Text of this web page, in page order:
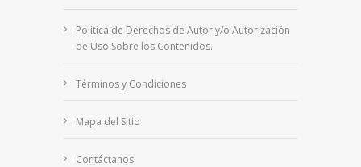
Política de Derechos de Autor y/o Autorización
de Uso Sobre los Contenidos.
Términos y Condiciones
Mapa del Sitio
Contáctanos